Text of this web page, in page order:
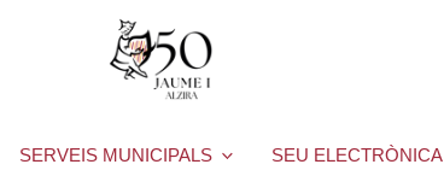
SERVEIS MUNICIPALS SEU ELECTRÒNICA